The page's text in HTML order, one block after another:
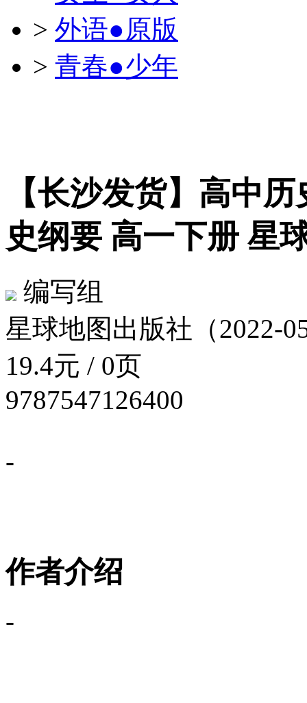
> 外语●原版
> 青春●少年
【长沙发货】高中
史纲要 高一下册 星
编写组
星球地图出版社（2022-
19.4元 / 0页
9787547126400
-
作者介绍
-